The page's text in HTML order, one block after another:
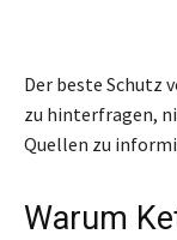
Der beste Schutz
zu hinterfragen,
Quellen zu
Warum